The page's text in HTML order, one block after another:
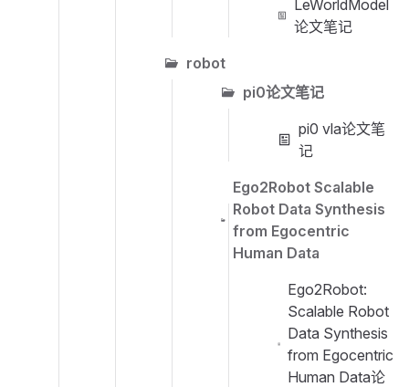
LeWorldModel
论文笔记
robot
pi0论文笔记
pi0 vla论文笔
记
Ego2Robot Scalable
Robot Data Synthesis
from Egocentric
Human Data
Ego2Robot:
Scalable Robot
Data Synthesis
from Egocentric
Human Data论